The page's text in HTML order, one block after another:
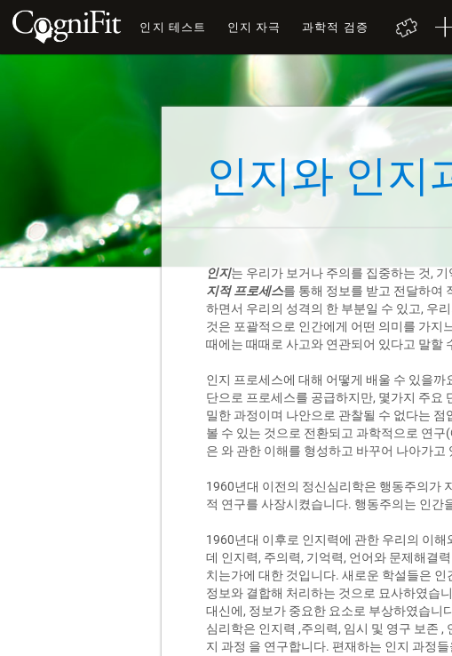
인지 테스트 인지 자극 과학적 검증
인지와 인지
인지는 우리가 보거나 주의를 집중하는 것,
지적 프로세스를 통해 정보를 받고 전달하여
하면서 우리의 성격의 한 부분일 수 있고, 우
것은 포괄적으로 인간에게 어떤 의미를 가지
때에는 때때로 사고와 연관되어 있다고 말할
인지 프로세스에 대해 어떻게 배울 수 있을
단으로 프로세스를 공급하지만, 몇가지 주요
밀한 과정이며 나안으로 관찰될 수 없다는
볼 수 있는 것으로 전환되고 과학적으로 연
은 와 관한 이해를 형성하고 바꾸어 나아가고
1960년대 이전의 정신심리학은 행동주의가
적 연구를 사장시켰습니다. 행동주의는 인간
1960년대 이후로 인지력에 관한 우리의 이
데 인지력, 주의력, 기억력, 언어와 문제해결
치는가에 대한 것입니다. 새로운 학설들은
정보와 결합해 처리하는 것으로 묘사하였습
대신에, 정보가 중요한 요소로 부상하였습니
심리학은 인지력 ,주의력, 임시 및 영구 보존 ,
지 과정 을 연구합니다. 편재하는 인지 과정